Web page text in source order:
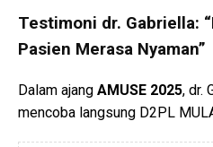
Testimoni dr. Gabriella:
Pasien Merasa Nyaman”
Dalam ajang AMUSE 2025, dr.
mencoba langsung D2PL